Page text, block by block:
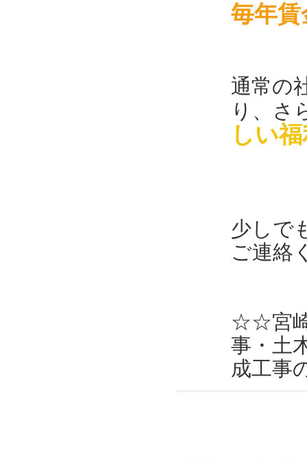
毎年
通常の
り、さ
しい
少しで
ご連絡
☆☆宮崎
事・土
成工事